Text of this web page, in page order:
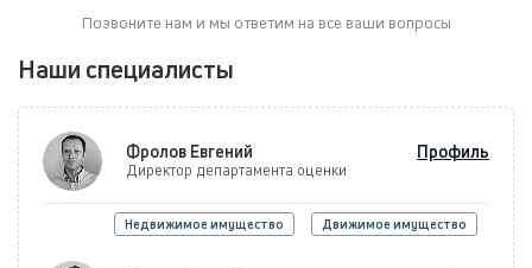
Позвоните нам и мы ответим на все ваши вопросы
Наши специалисты
Фролов Евгений
Директор департамента оценки
Профиль
Недвижимое имущество Движимое имущество